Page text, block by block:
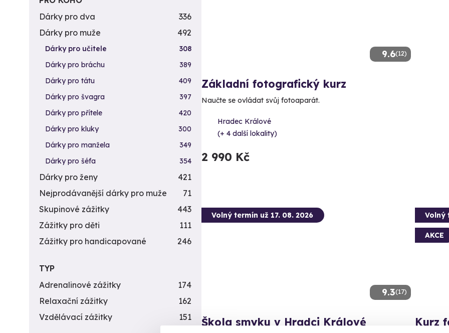
9.6(12)
Základní fotografický kurz
Naučte se ovládat svůj fotoaparát.
Hradec Králové
(+ 4 další lokality)
2 990 Kč
9.3(17)
Volný termín už 17. 08. 2026
Škola smyku v Hradci Králové
Volný
AKCE
Kurz
Dárky pro dva
336
Dárky pro muže
492
Dárky pro učitele
308
Dárky pro bráchu
389
Dárky pro tátu
409
Dárky pro švagra
397
Dárky pro přítele
420
Dárky pro kluky
300
Dárky pro manžela
349
Dárky pro šéfa
354
Dárky pro ženy
421
Nejprodávanější dárky pro muže
71
Skupinové zážitky
443
Zážitky pro děti
111
Zážitky pro handicapované
246
TYP
Adrenalinové zážitky
174
Relaxační zážitky
162
Vzdělávací zážitky
151